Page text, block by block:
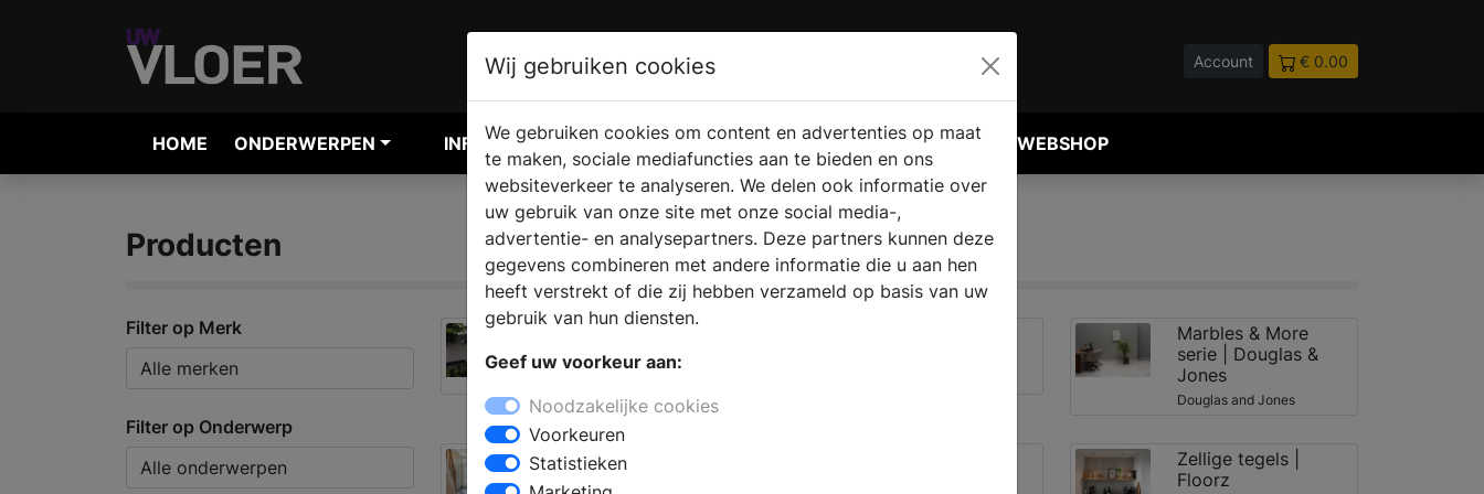
Account € 0.00
HOME ONDERWERPEN INFORMATIE AANVRAGEN VERKOOPLOCATIE VINDEN WEBSHOP
Producten
Filter op Merk
Filter op Onderwerp
| Floorz
Marbles & More
serie | Douglas &
Jones
Douglas and Jones
Portugese tegels |
Floorz
Zellige tegels |
Floorz
Wij gebruiken cookies
We gebruiken cookies om content en advertenties op maat
te maken, sociale mediafuncties aan te bieden en ons
websiteverkeer te analyseren. We delen ook informatie over
uw gebruik van onze site met onze social media-,
advertentie- en analysepartners. Deze partners kunnen deze
gegevens combineren met andere informatie die u aan hen
heeft verstrekt of die zij hebben verzameld op basis van uw
gebruik van hun diensten.
Geef uw voorkeur aan:
Noodzakelijke cookies
Voorkeuren
Statistieken